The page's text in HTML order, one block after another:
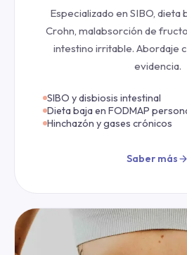
Especializado en SIBO, dieta
Crohn, malabsorción de
intestino irritable. Abordaje
evidencia.
SIBO y disbiosis intestinal
Dieta baja en FODMAP
Hinchazón y gases crónicos
Saber más